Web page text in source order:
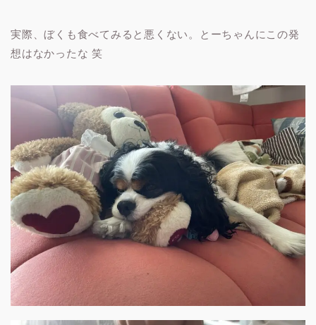
実際、ぼくも食べてみると悪くない。とーちゃんにこの発
想はなかったな 笑